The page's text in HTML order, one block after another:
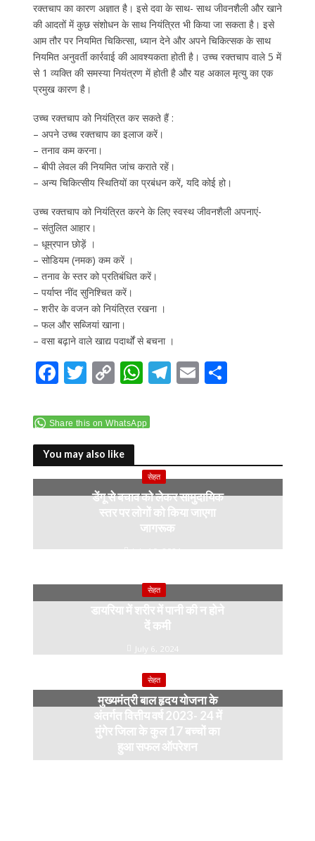
रक्तचाप का कारण अज्ञात है। इसे दवा के साथ- साथ जीवनशैली और खाने
की आदतों में कुछ संशोधन के साथ नियंत्रित भी किया जा सकता है। इसे
आम तौर पर नियमित चिकित्सा, ध्यान देने और अपने चिकित्सक के साथ
नियमित अनुवर्ती कार्रवाई की आवश्यकता होती है। उच्च रक्तचाप वाले 5 में
से 1 व्यक्ति की समस्या नियंत्रण में होती है और यह अकाल मृत्यु का एक
प्रमुख कारण है।
उच्च रक्तचाप को नियंत्रित कर सकते हैं :
– अपने उच्च रक्तचाप का इलाज करें।
– तनाव कम करना।
– बीपी लेवल की नियमित जांच कराते रहें।
– अन्य चिकित्सीय स्थितियों का प्रबंधन करें, यदि कोई हो।
उच्च रक्तचाप को नियंत्रित करने के लिए स्वस्थ जीवनशैली अपनाएं-
– संतुलित आहार।
– धूम्रपान छोड़ें ।
– सोडियम (नमक) कम करें ।
– तनाव के स्तर को प्रतिबंधित करें।
– पर्याप्त नींद सुनिश्चित करें।
– शरीर के वजन को नियंत्रित रखना ।
– फल और सब्जियां खाना।
– वसा बढ़ाने वाले खाद्य पदार्थों से बचना ।
F
e
b
o
o
T
itt
er
C
p
y
Li
n
k
W
at
A
p
p
T
a
m
E S
Share this on WhatsApp
You may also like
सेहत
डेंगू से बचाव को लेकर सामुदायिक
स्तर पर लोगों को किया जाएगा
जागरूक
July 10, 2024
सेहत
डायरिया में शरीर में पानी की न होने
दें कमी
July 6, 2024
सेहत
मुख्यमंत्री बाल हृदय योजना के
अंतर्गत वित्तीय वर्ष 2023- 24 में
मुंगेर जिला के कुल 17 बच्चों का
हुआ सफल ऑपरेशन